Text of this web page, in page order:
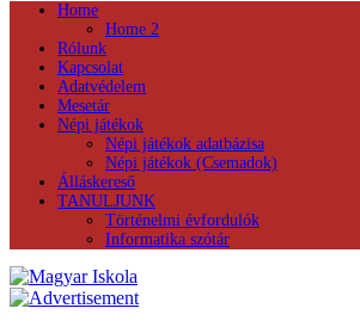
Home
Home 2
Rólunk
Kapcsolat
Adatvédelem
Mesetár
Népi játékok
Népi játékok adatbázisa
Népi játékok (Csemadok)
Álláskereső
TANULJUNK
Történelmi évfordulók
Informatika szótár